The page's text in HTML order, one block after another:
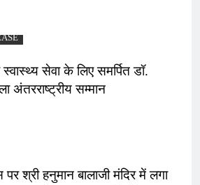
सेवा के लिए समर्पित डॉ.
अंतरराष्ट्रीय सम्मान
पर श्री हनुमान बालाजी मंदिर में लगा